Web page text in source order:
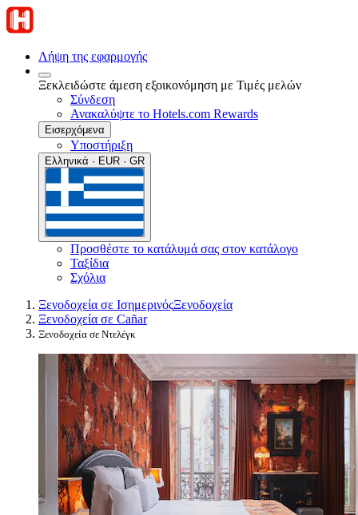
Λήψη της εφαρμογής
Ξεκλειδώστε άμεση εξοικονόμηση με Τιμές μελών
Σύνδεση
Ανακαλύψτε το Hotels.com Rewards
Εισερχόμενα
Υποστήριξη
Ελληνικά · EUR · GR
Προσθέστε το κατάλυμά σας στον κατάλογο
Ταξίδια
Σχόλια
Ξενοδοχεία σε ΙσημερινόςΞενοδοχεία
Ξενοδοχεία σε Cañar
Ξενοδοχεία σε Ντελέγκ